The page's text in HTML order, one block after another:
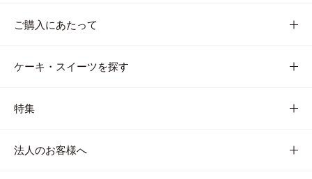
ご購入にあたって
ケーキ・スイーツを探す
特集
法人のお客様へ